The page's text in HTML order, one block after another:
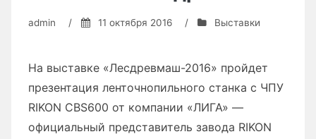
admin / 11 октября 2016 / Выставки
На выставке «Лесдревмаш-2016» пройдет
презентация ленточнопильного станка с ЧПУ
RIKON CBS600 от компании «ЛИГА» —
официальный представитель завода RIKON